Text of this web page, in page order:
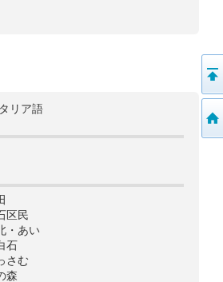
リア語
区民
・あい
石
さむ
森